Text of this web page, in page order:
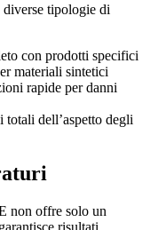
tipologie di
con prodotti specifici
materiali sintetici
rapide per danni
totali dell’aspetto degli
non offre solo un
risultati